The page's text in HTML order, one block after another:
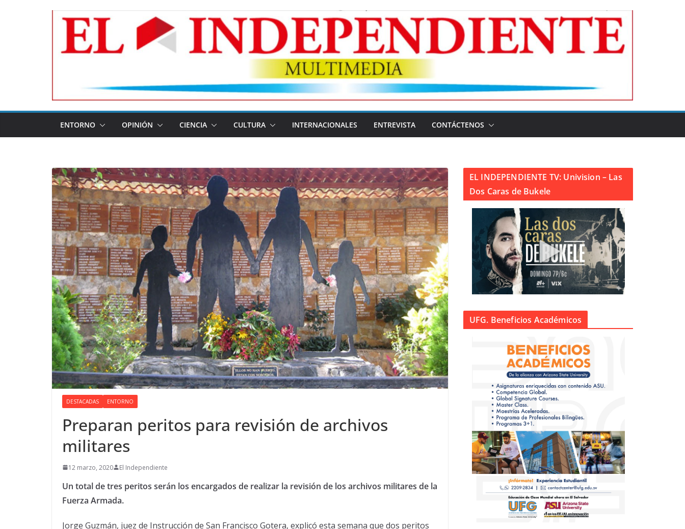
ENTORNO OPINIÓN CIENCIA CULTURA INTERNACIONALES ENTREVISTA CONTÁCTENOS
DESTACADAS ENTORNO
Preparan peritos para revisión de archivos
militares
12 marzo, 2020 El Independiente
Un total de tres peritos serán los encargados de realizar la revisión de los archivos militares de la
Fuerza Armada.
Jorge Guzmán, juez de Instrucción de San Francisco Gotera, explicó esta semana que dos peritos
EL INDEPENDIENTE TV: Univision – Las
Dos Caras de Bukele
UFG. Beneficios Académicos